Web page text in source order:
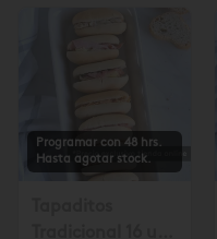
Programar con 48 hrs.
Hasta agotar stock.